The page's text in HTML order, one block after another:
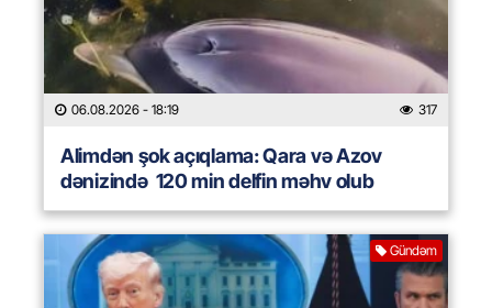
06.08.2026 - 18:19 317
Alimdən şok açıqlama: Qara və Azov
dənizində 120 min delfin məhv olub
Gündəm